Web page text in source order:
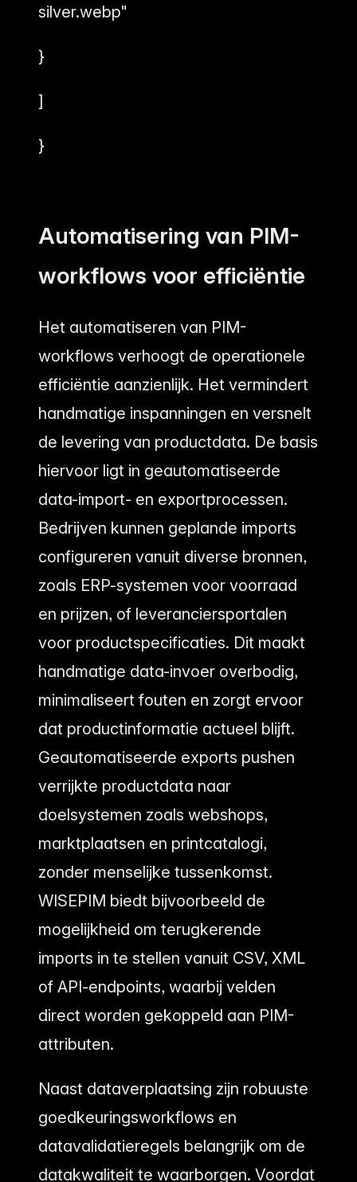
silver.webp"
}
]
}
Automatisering van PIM-
workflows voor efficiëntie
Het automatiseren van PIM-
workflows verhoogt de operationele
efficiëntie aanzienlijk. Het vermindert
handmatige inspanningen en versnelt
de levering van productdata. De basis
hiervoor ligt in geautomatiseerde
data-import- en exportprocessen.
Bedrijven kunnen geplande imports
configureren vanuit diverse bronnen,
zoals ERP-systemen voor voorraad
en prijzen, of leveranciersportalen
voor productspecificaties. Dit maakt
handmatige data-invoer overbodig,
minimaliseert fouten en zorgt ervoor
dat productinformatie actueel blijft.
Geautomatiseerde exports pushen
verrijkte productdata naar
doelsystemen zoals webshops,
marktplaatsen en printcatalogi,
zonder menselijke tussenkomst.
WISEPIM biedt bijvoorbeeld de
mogelijkheid om terugkerende
imports in te stellen vanuit CSV, XML
of API-endpoints, waarbij velden
direct worden gekoppeld aan PIM-
attributen.
Naast dataverplaatsing zijn robuuste
goedkeuringsworkflows en
datavalidatieregels belangrijk om de
datakwaliteit te waarborgen. Voordat